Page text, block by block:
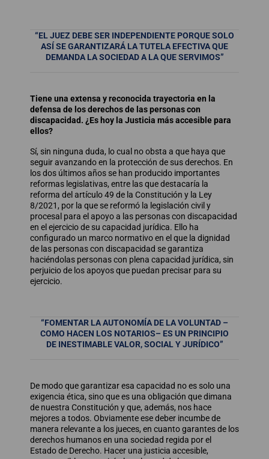
“EL JUEZ DEBE SER INDEPENDIENTE PORQUE SOLO
ASÍ SE GARANTIZARÁ LA TUTELA EFECTIVA QUE
DEMANDA LA SOCIEDAD A LA QUE SERVIMOS”
Tiene una extensa y reconocida trayectoria en la
defensa de los derechos de las personas con
discapacidad. ¿Es hoy la Justicia más accesible para
ellos?
Sí, sin ninguna duda, lo cual no obsta a que haya que
seguir avanzando en la protección de sus derechos. En
los dos últimos años se han producido importantes
reformas legislativas, entre las que destacaría la
reforma del artículo 49 de la Constitución y la Ley
8/2021, por la que se reformó la legislación civil y
procesal para el apoyo a las personas con discapacidad
en el ejercicio de su capacidad jurídica. Ello ha
configurado un marco normativo en el que la dignidad
de las personas con discapacidad se garantiza
haciéndolas personas con plena capacidad jurídica, sin
perjuicio de los apoyos que puedan precisar para su
ejercicio.
“FOMENTAR LA AUTONOMÍA DE LA VOLUNTAD –
COMO HACEN LOS NOTARIOS– ES UN PRINCIPIO
DE INESTIMABLE VALOR, SOCIAL Y JURÍDICO”
De modo que garantizar esa capacidad no es solo una
exigencia ética, sino que es una obligación que dimana
de nuestra Constitución y que, además, nos hace
mejores a todos. Obviamente ese deber incumbe de
manera relevante a los jueces, en cuanto garantes de los
derechos humanos en una sociedad regida por el
Estado de Derecho. Hacer una justicia accesible,